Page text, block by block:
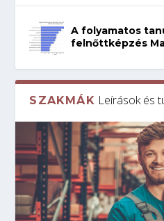
A folyamatos
felnőttképzés
SZAKMÁK Leírások és